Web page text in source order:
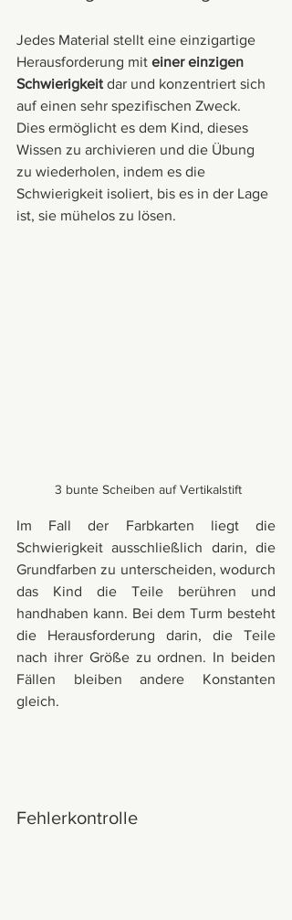
Jedes Material stellt eine einzigartige
Herausforderung mit einer einzigen
Schwierigkeit dar und konzentriert sich
auf einen sehr spezifischen Zweck.
Dies ermöglicht es dem Kind, dieses
Wissen zu archivieren und die Übung
zu wiederholen, indem es die
Schwierigkeit isoliert, bis es in der Lage
ist, sie mühelos zu lösen.
3 bunte Scheiben auf Vertikalstift
Im Fall der Farbkarten liegt die
Schwierigkeit ausschließlich darin, die
Grundfarben zu unterscheiden, wodurch
das Kind die Teile berühren und
handhaben kann. Bei dem Turm besteht
die Herausforderung darin, die Teile
nach ihrer Größe zu ordnen. In beiden
Fällen bleiben andere Konstanten
gleich.
Fehlerkontrolle